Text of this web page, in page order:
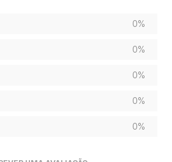
0%
0%
0%
0%
0%